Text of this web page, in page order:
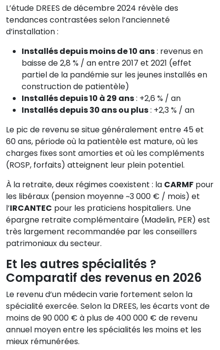
L’étude DREES de décembre 2024 révèle des
tendances contrastées selon l’ancienneté
d’installation :
Installés depuis moins de 10 ans: revenus en
baisse de 2,8 % / an entre 2017 et 2021 (effet
partiel de la pandémie sur les jeunes installés en
construction de patientèle)
Installés depuis 10 à 29 ans: +2,6 % / an
Installés depuis 30 ans ou plus: +2,3 % / an
Le pic de revenu se situe généralement entre 45 et
60 ans, période où la patientèle est mature, où les
charges fixes sont amorties et où les compléments
(ROSP, forfaits) atteignent leur plein potentiel.
À la retraite, deux régimes coexistent : la CARMF pour
les libéraux (pension moyenne ~3 000 € / mois) et
l’IRCANTEC pour les praticiens hospitaliers. Une
épargne retraite complémentaire (Madelin, PER) est
très largement recommandée par les conseillers
patrimoniaux du secteur.
Et les autres spécialités ?
Comparatif des revenus en 2026
Le revenu d’un médecin varie fortement selon la
spécialité exercée. Selon la DREES, les écarts vont de
moins de 90 000 € à plus de 400 000 € de revenu
annuel moyen entre les spécialités les moins et les
mieux rémunérées.